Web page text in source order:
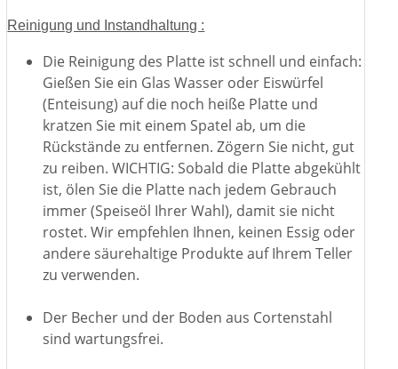
Reinigung und Instandhaltung :
Die Reinigung des Platte ist schnell und einfach:
Gießen Sie ein Glas Wasser oder Eiswürfel
(Enteisung) auf die noch heiße Platte und
kratzen Sie mit einem Spatel ab, um die
Rückstände zu entfernen. Zögern Sie nicht, gut
zu reiben. WICHTIG: Sobald die Platte abgekühlt
ist, ölen Sie die Platte nach jedem Gebrauch
immer (Speiseöl Ihrer Wahl), damit sie nicht
rostet. Wir empfehlen Ihnen, keinen Essig oder
andere säurehaltige Produkte auf Ihrem Teller
zu verwenden.
Der Becher und der Boden aus Cortenstahl
sind wartungsfrei.